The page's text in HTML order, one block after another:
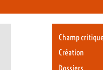
Champ critique
Création